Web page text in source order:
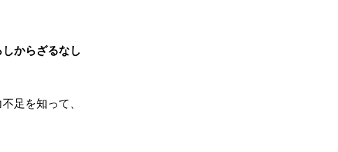
からざるなし
足を知って、